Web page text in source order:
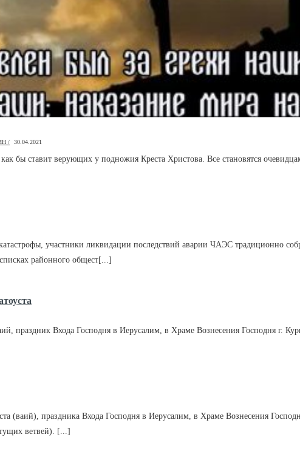
/ 30.04.2021
бы ставит верующих у подножия Креста Христова. Все становятся
участники ликвидации последствий аварии ЧАЭС традиционно
районного общест[...]
праздник Входа Господня в Иерусалим, в Храме Вознесения Господня г.
(ваий), праздника Входа Господня в Иерусалим, в Храме Вознесения
ветвей). [...]